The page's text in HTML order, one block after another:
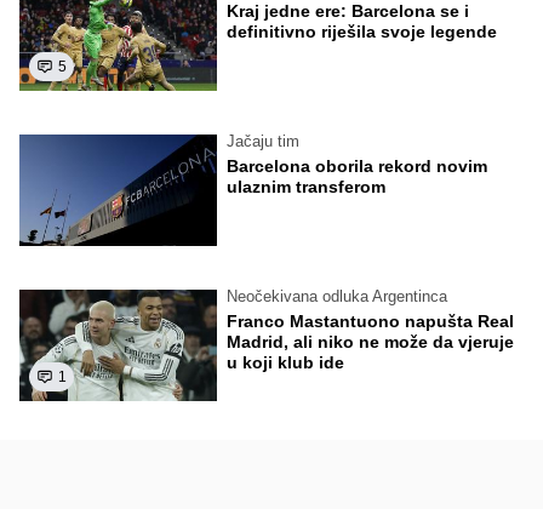
5
Kraj jedne ere: Barcelona se i
definitivno riješila svoje legende
Jačaju tim
Barcelona oborila rekord novim
ulaznim transferom
1
Neočekivana odluka Argentinca
Franco Mastantuono napušta Real
Madrid, ali niko ne može da vjeruje
u koji klub ide